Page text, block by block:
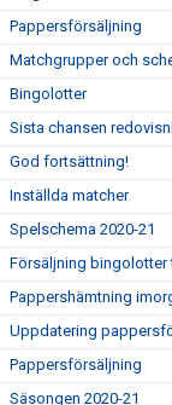
Pappersförsäljning
Matchgrupper och
Bingolotter
Sista chansen
God fortsättning!
Inställda matcher
Spelschema 2020-21
Försäljning bingolotter
Pappershämtning
Uppdatering
Pappersförsäljning
Säsongen 2020-21